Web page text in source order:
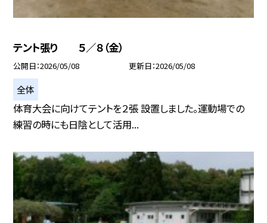
テント張り ５／８（金）
公開日 2026/05/08 更新日 2026/05/08
全体
体育大会に向けてテントを２張 設置しました。運動場での
練習の時にも日陰として活用...